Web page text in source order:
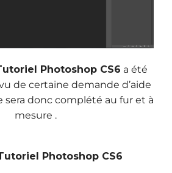
Photoshop CS6 a été
de certaine demande d’aide
sera donc complété au fur et à
mesure .
Photoshop CS6